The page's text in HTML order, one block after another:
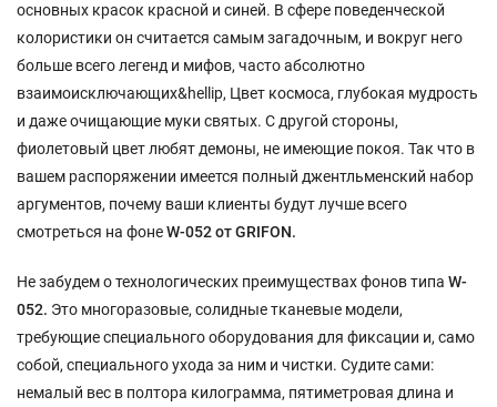
основных красок красной и синей. В сфере поведенческой
колористики он считается самым загадочным, и вокруг него
больше всего легенд и мифов, часто абсолютно
взаимоисключающих&hellip, Цвет космоса, глубокая мудрость
и даже очищающие муки святых. С другой стороны,
фиолетовый цвет любят демоны, не имеющие покоя. Так что в
вашем распоряжении имеется полный джентльменский набор
аргументов, почему ваши клиенты будут лучше всего
смотреться на фонеW-052 отGRIFON.
Не забудем о технологических преимуществах фонов типа W-
052. Это многоразовые, солидные тканевые модели,
требующие специального оборудования для фиксации и, само
собой, специального ухода за ним и чистки. Судите сами:
немалый вес в полтора килограмма, пятиметровая длина и